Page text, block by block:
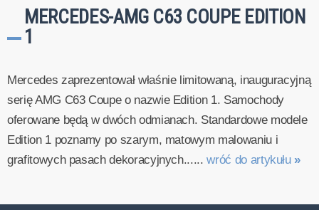
MERCEDES-AMG C63 COUPE EDITION
1
Mercedes zaprezentował właśnie limitowaną, inauguracyjną
serię AMG C63 Coupe o nazwie Edition 1. Samochody
oferowane będą w dwóch odmianach. Standardowe modele
Edition 1 poznamy po szarym, matowym malowaniu i
grafitowych pasach dekoracyjnych......wróć do artykułu »